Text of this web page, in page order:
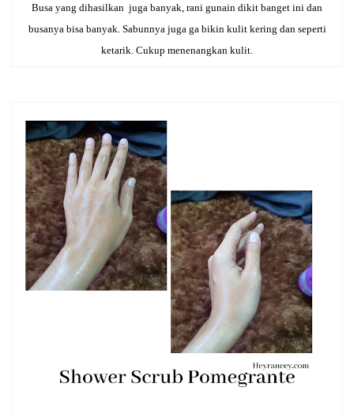
Busa yang dihasilkan juga banyak, rani gunain dikit banget ini dan
busanya bisa banyak. Sabunnya juga ga bikin kulit kering dan seperti
ketarik. Cukup menenangkan kulit.